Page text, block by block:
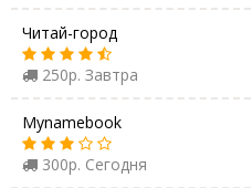
Читай-город
250р. Завтра
Mynamebook
300р. Сегодня